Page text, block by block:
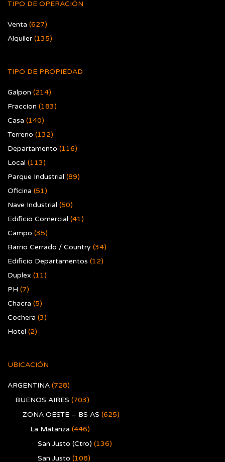
TIPO DE OPERACIÓN
Venta (627)
Alquiler (135)
TIPO DE PROPIEDAD
Galpon (214)
Fraccion (183)
Casa (140)
Terreno (132)
Departamento (116)
Local (113)
Parque Industrial (89)
Oficina (51)
Nave Industrial (50)
Edificio Comercial (41)
Campo (35)
Barrio Cerrado / Country (34)
Edificio Departamentos (12)
Duplex (11)
PH (7)
Chacra (5)
Cochera (3)
Hotel (2)
UBICACIÓN
ARGENTINA (728)
BUENOS AIRES (703)
ZONA OESTE – BS AS (625)
La Matanza (446)
San Justo (Ctro) (136)
San Justo (108)